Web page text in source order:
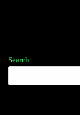
Search